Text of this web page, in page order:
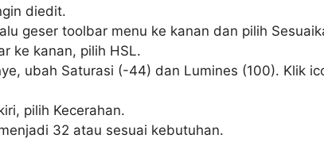
diedit.
geser toolbar menu ke kanan dan pilih
ke kanan, pilih HSL.
ubah Saturasi (-44) dan Lumines (100). Klik
pilih Kecerahan.
32 atau sesuai kebutuhan.